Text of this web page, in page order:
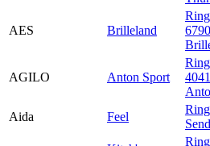
AES Brilleland
AGILO Anton Sport
Aida
Feel